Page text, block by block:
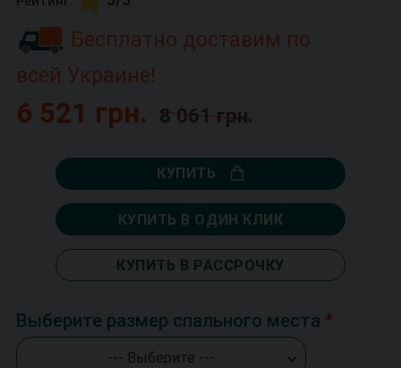
Бесплатно доставим по
всей Украине!
6 521 грн. 8 061 грн.
КУПИТЬ
КУПИТЬ В ОДИН КЛИК
КУПИТЬ В РАССРОЧКУ
Выберите размер спального места
--- Выберите ---